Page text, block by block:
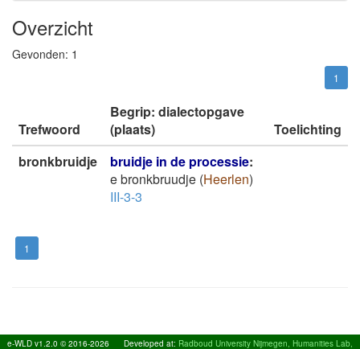
Overzicht
Gevonden: 1
1
Trefwoord
Begrip: dialectopgave
(plaats)
Toelichting
bronkbruidje
bruidje in de processie:
e bronkbruudje (Heerlen)
III-3-3
1
e-WLD v1.2.0 © 2016-2026 Developed at: Radboud University Nijmegen, Humanities Lab,